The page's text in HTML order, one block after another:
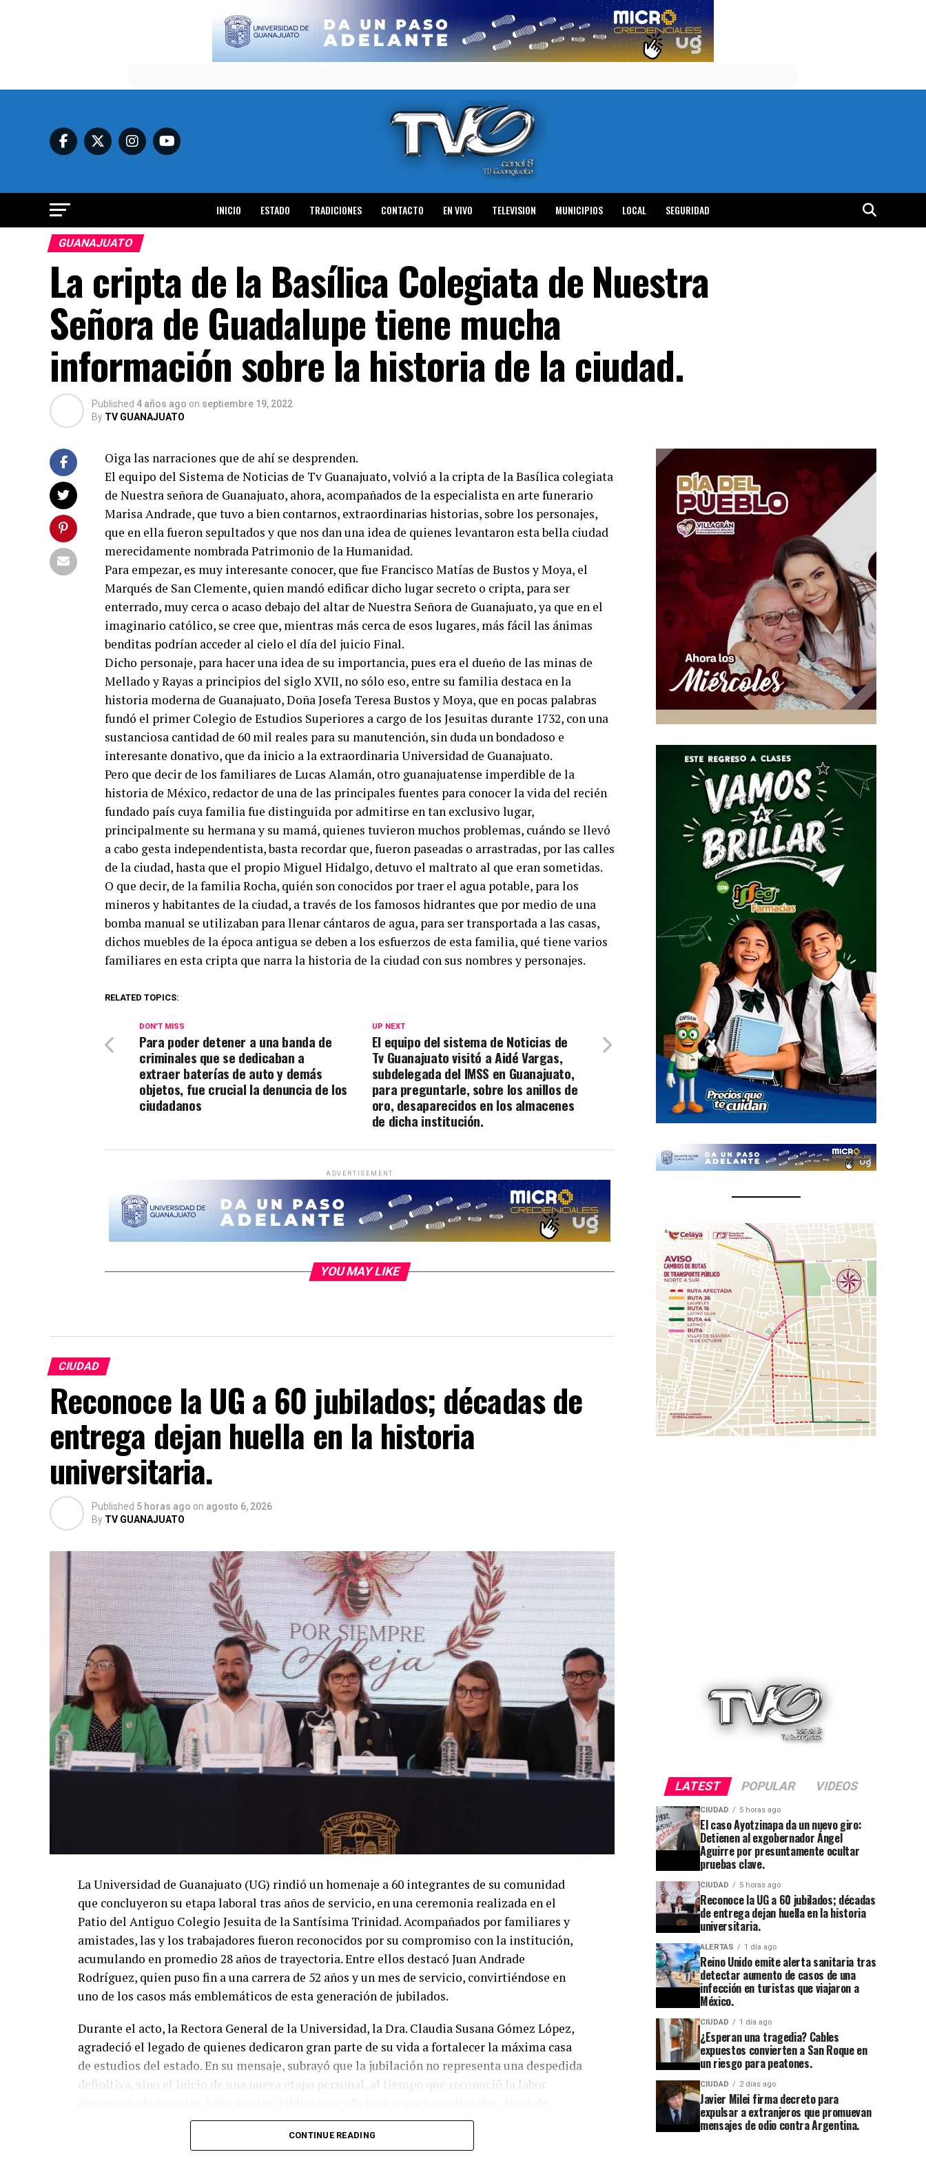
INICIO ESTADO TRADICIONES CONTACTO EN VIVO TELEVISION MUNICIPIOS LOCAL SEGURIDAD
GUANAJUATO
La cripta de la Basílica Colegiata de Nuestra
Señora de Guadalupe tiene mucha
información sobre la historia de la ciudad.
Published 4 años ago on septiembre 19, 2022
By TV GUANAJUATO
Oiga las narraciones que de ahí se desprenden.
El equipo del Sistema de Noticias de Tv Guanajuato, volvió a la cripta de la Basílica colegiata
de Nuestra señora de Guanajuato, ahora, acompañados de la especialista en arte funerario
Marisa Andrade, que tuvo a bien contarnos, extraordinarias historias, sobre los personajes,
que en ella fueron sepultados y que nos dan una idea de quienes levantaron esta bella ciudad
merecidamente nombrada Patrimonio de la Humanidad.
Para empezar, es muy interesante conocer, que fue Francisco Matías de Bustos y Moya, el
Marqués de San Clemente, quien mandó edificar dicho lugar secreto o cripta, para ser
enterrado, muy cerca o acaso debajo del altar de Nuestra Señora de Guanajuato, ya que en el
imaginario católico, se cree que, mientras más cerca de esos lugares, más fácil las ánimas
benditas podrían acceder al cielo el día del juicio Final.
Dicho personaje, para hacer una idea de su importancia, pues era el dueño de las minas de
Mellado y Rayas a principios del siglo XVII, no sólo eso, entre su familia destaca en la
historia moderna de Guanajuato, Doña Josefa Teresa Bustos y Moya, que en pocas palabras
fundó el primer Colegio de Estudios Superiores a cargo de los Jesuitas durante 1732, con una
sustanciosa cantidad de 60 mil reales para su manutención, sin duda un bondadoso e
interesante donativo, que da inicio a la extraordinaria Universidad de Guanajuato.
Pero que decir de los familiares de Lucas Alamán, otro guanajuatense imperdible de la
historia de México, redactor de una de las principales fuentes para conocer la vida del recién
fundado país cuya familia fue distinguida por admitirse en tan exclusivo lugar,
principalmente su hermana y su mamá, quienes tuvieron muchos problemas, cuándo se llevó
a cabo gesta independentista, basta recordar que, fueron paseadas o arrastradas, por las calles
de la ciudad, hasta que el propio Miguel Hidalgo, detuvo el maltrato al que eran sometidas.
O que decir, de la familia Rocha, quién son conocidos por traer el agua potable, para los
mineros y habitantes de la ciudad, a través de los famosos hidrantes que por medio de una
bomba manual se utilizaban para llenar cántaros de agua, para ser transportada a las casas,
dichos muebles de la época antigua se deben a los esfuerzos de esta familia, qué tiene varios
familiares en esta cripta que narra la historia de la ciudad con sus nombres y personajes.
RELATED TOPICS:
UP NEXT
El equipo del sistema de Noticias de
Tv Guanajuato visitó a Aidé Vargas,
subdelegada del IMSS en Guanajuato,
para preguntarle, sobre los anillos de
oro, desaparecidos en los almacenes
de dicha institución.
DON'T MISS
Para poder detener a una banda de
criminales que se dedicaban a
extraer baterías de auto y demás
objetos, fue crucial la denuncia de los
ciudadanos
ADVERTISEMENT
YOU MAY LIKE
CIUDAD
Reconoce la UG a 60 jubilados; décadas de
entrega dejan huella en la historia
universitaria.
Published 5 horas ago on agosto 6, 2026
By TV GUANAJUATO
La Universidad de Guanajuato (UG) rindió un homenaje a 60 integrantes de su comunidad
que concluyeron su etapa laboral tras años de servicio, en una ceremonia realizada en el
Patio del Antiguo Colegio Jesuita de la Santísima Trinidad. Acompañados por familiares y
amistades, las y los trabajadores fueron reconocidos por su compromiso con la institución,
acumulando en promedio 28 años de trayectoria. Entre ellos destacó Juan Andrade
Rodríguez, quien puso fin a una carrera de 52 años y un mes de servicio, convirtiéndose en
uno de los casos más emblemáticos de esta generación de jubilados.
Durante el acto, la Rectora General de la Universidad, la Dra. Claudia Susana Gómez López,
agradeció el legado de quienes dedicaron gran parte de su vida a fortalecer la máxima casa
de estudios del estado. En su mensaje, subrayó que la jubilación no representa una despedida
definitiva, sino el inicio de una nueva etapa personal, al tiempo que reconoció la labor
mantenimiento, seguridad y administración. “No les digo felicidades; les digo gracias”,
expresó, al destacar que el crecimiento de la Universidad ha sido posible gracias al esfuerzo
CONTINUE READING
LATEST POPULAR VIDEOS
CIUDAD 5 horas ago
El caso Ayotzinapa da un nuevo giro:
Detienen al exgobernador Ángel
Aguirre por presuntamente ocultar
pruebas clave.
CIUDAD 5 horas ago
Reconoce la UG a 60 jubilados; décadas
de entrega dejan huella en la historia
universitaria.
ALERTAS 1 día ago
Reino Unido emite alerta sanitaria tras
detectar aumento de casos de una
infección en turistas que viajaron a
México.
CIUDAD 1 día ago
¿Esperan una tragedia? Cables
expuestos convierten a San Roque en
un riesgo para peatones.
CIUDAD 2 días ago
Javier Milei firma decreto para
expulsar a extranjeros que promuevan
mensajes de odio contra Argentina.
5 horas ago
Reconoce
la UG a
60
jubilados;
décadas
de
CIUDAD 1 semana ago
Guanajuato
se
apaga:
denuncian
abandono
en
Cuesta